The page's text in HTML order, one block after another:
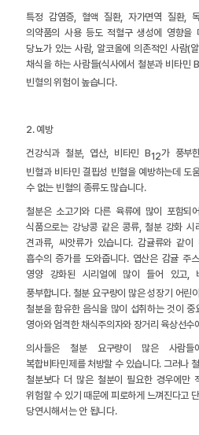
특정 감염증, 혈액 질환, 자가면역 질환,
의약품의 사용 등도 적혈구 생성에 영향을
당뇨가 있는 사람, 알코올에 의존적인 사람(
채식을 하는 사람들(식사에서 철분과 비타민 B
빈혈의 위험이 높습니다.
2. 예방
건강식과 철분, 엽산, 비타민 B12가 풍부
빈혈과 비타민 결핍성 빈혈을 예방하는데 도
수 없는 빈혈의 종류도 많습니다.
철분은 소고기와 다른 육류에 많이 포함되
식품으로는 강낭콩 같은 콩류, 철분 강화 시
견과류, 씨앗류가 있습니다. 감귤류와 같
흡수의 증가를 도와줍니다. 엽산은 감귤 주
영양 강화된 시리얼에 많이 들어 있고,
풍부합니다. 철분 요구량이 많은 성장기 어린
철분을 함유한 음식을 많이 섭취하는 것이
영아와 엄격한 채식주의자와 장거리 육상선수
의사들은 철분 요구량이 많은 사람들
복합비타민제를 처방할 수 있습니다. 그러나
철분보다 더 많은 철분이 필요한 경우에만
위험할 수 있기 때문에 피로하게 느껴진다고
당연시해서는 안 됩니다.